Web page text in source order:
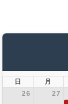
日 月
26 27